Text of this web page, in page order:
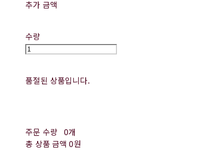
추가 금액
수량
품절된 상품입니다.
주문 수량 0개
총 상품 금액 0원